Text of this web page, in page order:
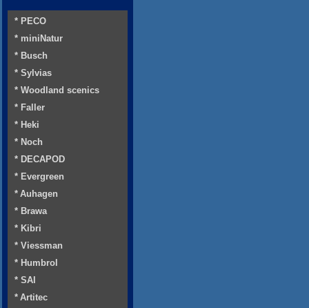
* PECO
* miniNatur
* Busch
* Sylvias
* Woodland scenics
* Faller
* Heki
* Noch
* DECAPOD
* Evergreen
* Auhagen
* Brawa
* Kibri
* Viessman
* Humbrol
* SAI
* Artitec